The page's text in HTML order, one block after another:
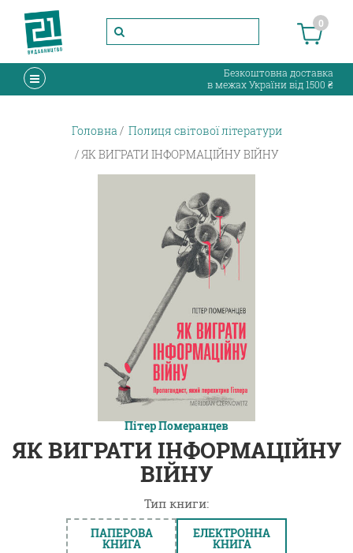
0
Безкоштовна доставка
в межах України від 1500 ₴
Головна
Полиця світової літератури
ЯК ВИГРАТИ ІНФОРМАЦІЙНУ ВІЙНУ
Пітер Померанцев
ЯК ВИГРАТИ ІНФОРМАЦІЙНУ
ВІЙНУ
Тип книги:
ПАПЕРОВА
КНИГА
ЕЛЕКТРОННА
КНИГА